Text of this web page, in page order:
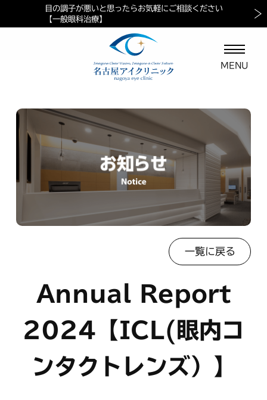
当院におけるペイシェントハラスメントに対する方針
目の調子が悪いと思ったらお気軽にご相談ください
【一般眼科治療】
マイナ保険証ご利用の案内
一覧に戻る
Annual Report
2024【ICL(眼内コ
ンタクトレンズ）】